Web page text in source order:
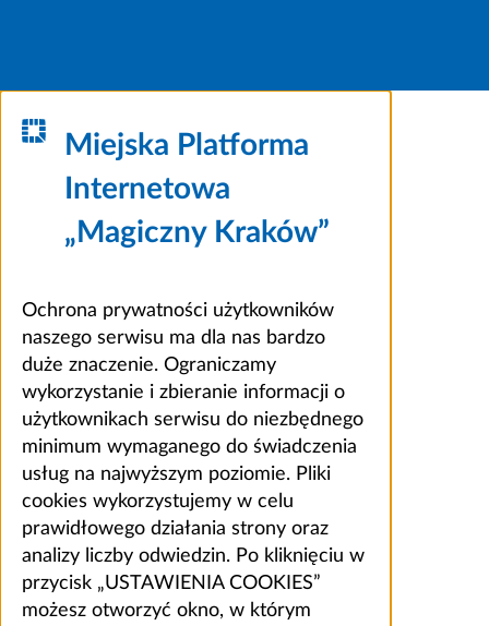
Miejska Platforma
Internetowa
„Magiczny Kraków”
Ochrona prywatności użytkowników
naszego serwisu ma dla nas bardzo
duże znaczenie. Ograniczamy
wykorzystanie i zbieranie informacji o
użytkownikach serwisu do niezbędnego
minimum wymaganego do świadczenia
usług na najwyższym poziomie. Pliki
cookies wykorzystujemy w celu
prawidłowego działania strony oraz
analizy liczby odwiedzin. Po kliknięciu w
przycisk „USTAWIENIA COOKIES”
możesz otworzyć okno, w którym